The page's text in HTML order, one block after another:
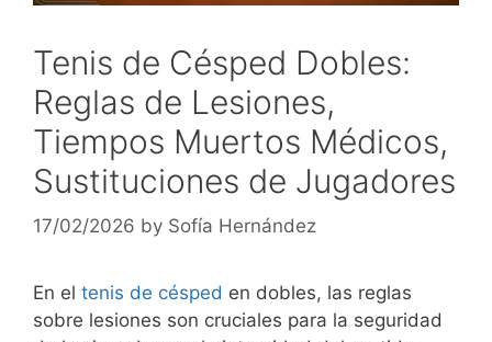
Tenis de Césped Dobles:
Reglas de Lesiones,
Tiempos Muertos Médicos,
Sustituciones de Jugadores
17/02/2026 by Sofía Hernández
En el tenis de césped en dobles, las reglas
sobre lesiones son cruciales para la seguridad